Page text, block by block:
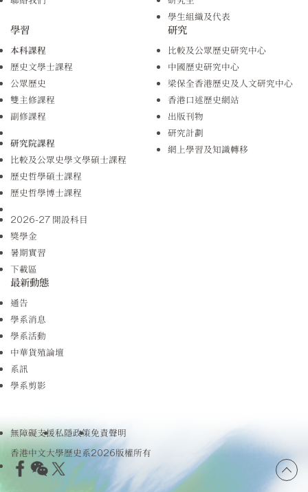
學生組織及代表
學習
本科課程
歷史文學士課程
公眾歷史
雙主修課程
副修課程
研究院課程
比較及公眾史學文學碩士課程
歷史哲學碩士課程
歷史哲學博士課程
2026-27 開設科目
獎學金
暑期實習
下載區
研究
比較及公眾歷史研究中心
中國歷史研究中心
梁保全香港歷史及人文研究中心
香港口述歷史網站
出版刊物
研究計劃
網上學習及知識轉移
最新動態
通告
學系消息
學系活動
中華貨殖論壇
系訊
學系剪影
無障礙支援私隱政策免責聲明
香港中文大學歷史系2026版權所有